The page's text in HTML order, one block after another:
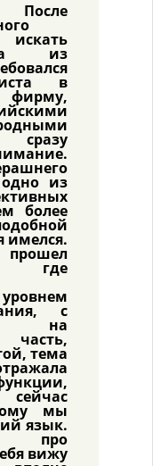
из
в
сразу
из
более
имелся.
где
с
на
часть,
тема
мы
язык.
про
вижу